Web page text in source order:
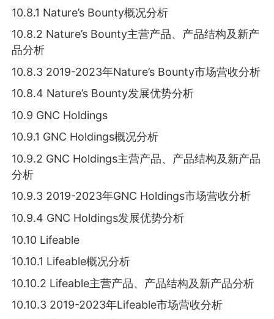
10.8.1 Nature’s Bounty概况分析
10.8.2 Nature’s Bounty主营产品、产品结构及新产
品分析
10.8.3 2019-2023年Nature’s Bounty市场营收分析
10.8.4 Nature’s Bounty发展优势分析
10.9 GNC Holdings
10.9.1 GNC Holdings概况分析
10.9.2 GNC Holdings主营产品、产品结构及新产品
分析
10.9.3 2019-2023年GNC Holdings市场营收分析
10.9.4 GNC Holdings发展优势分析
10.10 Lifeable
10.10.1 Lifeable概况分析
10.10.2 Lifeable主营产品、产品结构及新产品分析
10.10.3 2019-2023年Lifeable市场营收分析